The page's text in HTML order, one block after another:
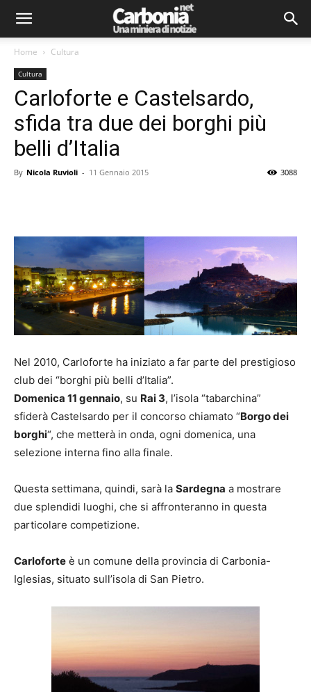
Home Cultura
Cultura
Carloforte e Castelsardo,
sfida tra due dei borghi più
belli d’Italia
By Nicola Ruvioli - 11 Gennaio 2015 3088
Nel 2010, Carloforte ha iniziato a far parte del prestigioso
club dei “borghi più belli d’Italia”.
Domenica 11 gennaio, su Rai 3, l’isola “tabarchina”
sfiderà Castelsardo per il concorso chiamato “Borgo dei
borghi“, che metterà in onda, ogni domenica, una
selezione interna fino alla finale.
Questa settimana, quindi, sarà la Sardegna a mostrare
due splendidi luoghi, che si affronteranno in questa
particolare competizione.
Carloforte è un comune della provincia di Carbonia-
Iglesias, situato sull’isola di San Pietro.